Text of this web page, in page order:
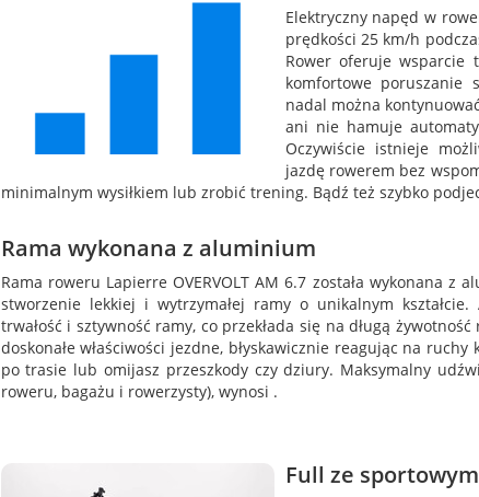
Elektryczny napęd w
prędkości 25 km/h
Rower oferuje wsparcie
komfortowe poruszanie
nadal można
ani nie hamuje
Oczywiście istnieje
jazdę rowerem bez
minimalnym wysiłkiem lub zrobić trening. Bądź też szybko
Rama wykonana z aluminium
Rama roweru Lapierre OVERVOLT AM 6.7 została wykonana z
stworzenie lekkiej i wytrzymałej ramy o unikalnym
trwałość i sztywność ramy, co przekłada się na długą
doskonałe właściwości jezdne, błyskawicznie reagując na ruchy
po trasie lub omijasz przeszkody czy dziury. Maksymalny
roweru, bagażu i rowerzysty), wynosi .
Full ze